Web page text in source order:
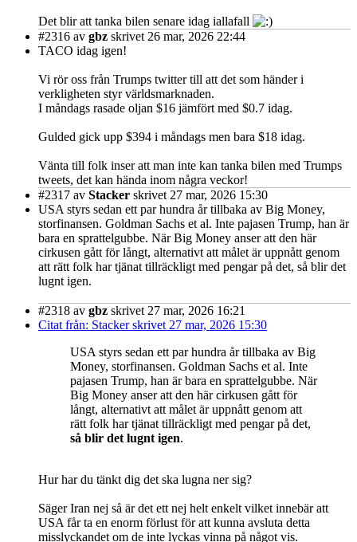
Det blir att tanka bilen senare idag iallafall
#2316 av gbz skrivet 26 mar, 2026 22:44
TACO idag igen!
Vi rör oss från Trumps twitter till att det som händer i
verkligheten styr världsmarknaden.
I måndags rasade oljan $16 jämfört med $0.7 idag.
Gulded gick upp $394 i måndags men bara $18 idag.
Vänta till folk inser att man inte kan tanka bilen med Trumps
tweets, det kan hända inom några veckor!
#2317 av Stacker skrivet 27 mar, 2026 15:30
USA styrs sedan ett par hundra år tillbaka av Big Money,
storfinansen. Goldman Sachs et al. Inte pajasen Trump, han är
bara en sprattelgubbe. När Big Money anser att den här
cirkusen gått för långt, alternativt att målet är uppnått genom
att rätt folk har tjänat tillräckligt med pengar på det, så blir det
lugnt igen.
#2318 av gbz skrivet 27 mar, 2026 16:21
Citat från: Stacker skrivet 27 mar, 2026 15:30
USA styrs sedan ett par hundra år tillbaka av Big
Money, storfinansen. Goldman Sachs et al. Inte
pajasen Trump, han är bara en sprattelgubbe. När
Big Money anser att den här cirkusen gått för
långt, alternativt att målet är uppnått genom att
rätt folk har tjänat tillräckligt med pengar på det,
så blir det lugnt igen.
Hur har du tänkt dig det ska lugna ner sig?
Säger Iran nej så är det ett nej helt enkelt vilket innebär att
USA får ta en enorm förlust för att kunna avsluta detta
misslyckandet om de inte lyckas vinna på något vis.